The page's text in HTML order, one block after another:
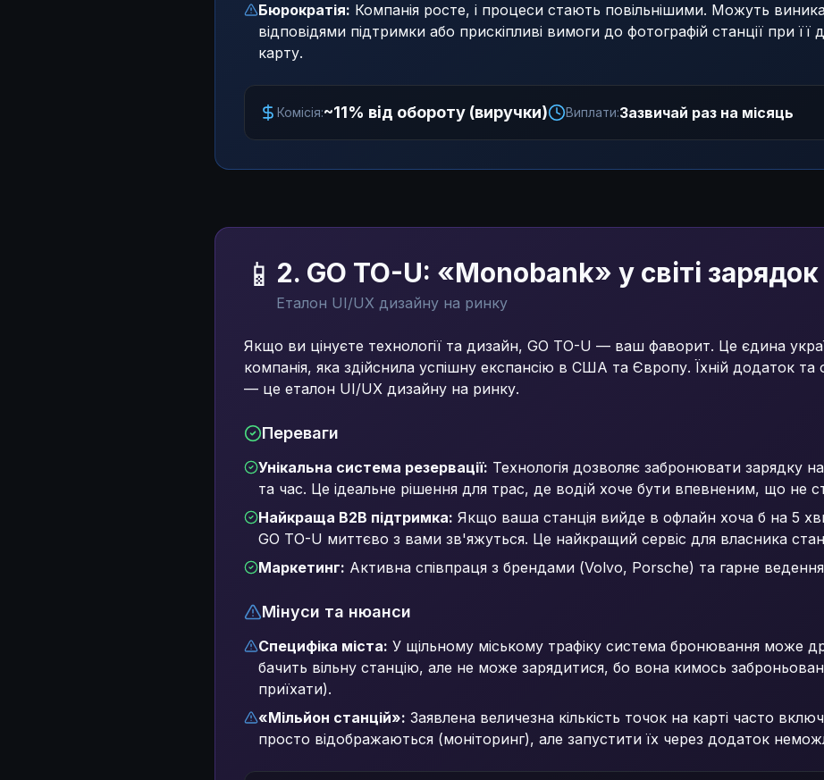
Бюрократія: Компанія росте, і процеси стають повільнішими. Можуть
відповідями підтримки або прискіпливі вимоги до фотографій станції при її
карту.
Комісія:~11% від обороту (виручки) Виплати:Зазвичай раз на місяць
📱 2. GO TO-U: «Monobank» у світі зарядок
Еталон UI/UX дизайну на ринку
Якщо ви цінуєте технології та дизайн, GO TO-U — ваш фаворит. Це єдина
компанія, яка здійснила успішну експансію в США та Європу. Їхній додаток та
— це еталон UI/UX дизайну на ринку.
Переваги
Унікальна система резервації: Технологія дозволяє забронювати зарядку
та час. Це ідеальне рішення для трас, де водій хоче бути впевненим, що не
Найкраща B2B підтримка: Якщо ваша станція вийде в офлайн хоча б на 5
GO TO-U миттєво з вами зв'яжуться. Це найкращий сервіс для власника
Маркетинг: Активна співпраця з брендами (Volvo, Porsche) та гарне
Мінуси та нюанси
Специфіка міста: У щільному міському трафіку система бронювання може
бачить вільну станцію, але не може зарядитися, бо вона кимось
приїхати).
«Мільйон станцій»: Заявлена величезна кількість точок на карті часто
просто відображаються (моніторинг), але запустити їх через додаток